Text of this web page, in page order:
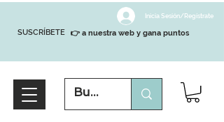
SUSCRÍBETE
Inicia Sesión/Regístrate
👉 a nuestra web y gana puntos